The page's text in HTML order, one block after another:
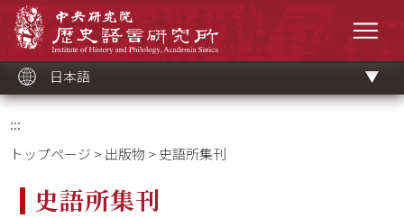
ッ
ク
日本語
:::
トップページ > 出版物 > 史語所集刊
史語所集刊